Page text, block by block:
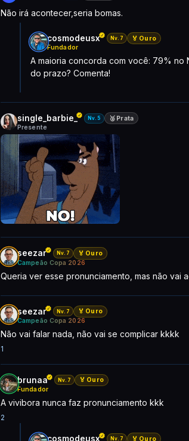
Não irá acontecer,seria bomas.
cosmodeusx Nv.7
🏅 Ouro
Fundador
A maioria concorda com você: 79% no
do prazo? Comenta!
single_barbie_ Nv.5
🥈 Prata
Presente
seezar Nv.7
🏅 Ouro
Campeão Copa 2026
Queria ver esse pronunciamento, mas não vai
seezar Nv.7
🏅 Ouro
Campeão Copa 2026
Não vai falar nada, não vai se complicar kkkk
1
brunaa Nv.7
🏅 Ouro
Fundador
A vivibora nunca faz pronunciamento kkk
2
cosmodeusx Nv.7
🏅 Ouro